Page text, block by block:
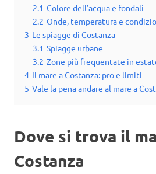
2.1 Colore dell’acqua e fondali
2.2 Onde, temperatura e
3 Le spiagge di Costanza
3.1 Spiagge urbane
3.2 Zone più frequentate in
4 Il mare a Costanza: pro e limiti
5 Vale la pena andare al mare a
Dove si trova il
Costanza